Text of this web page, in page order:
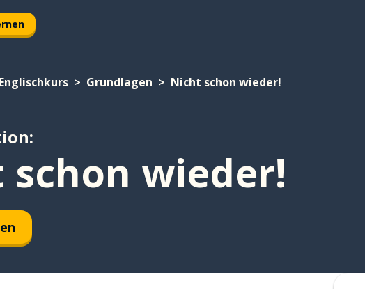
Englischkurs Grundlagen Nicht schon wieder!
schon wieder!